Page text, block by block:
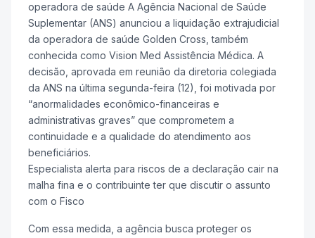
operadora de saúde A Agência Nacional de Saúde
Suplementar (ANS) anunciou a liquidação extrajudicial
da operadora de saúde Golden Cross, também
conhecida como Vision Med Assistência Médica. A
decisão, aprovada em reunião da diretoria colegiada
da ANS na última segunda-feira (12), foi motivada por
“anormalidades econômico-financeiras e
administrativas graves” que comprometem a
continuidade e a qualidade do atendimento aos
beneficiários.
Especialista alerta para riscos de a declaração cair na
malha fina e o contribuinte ter que discutir o assunto
com o Fisco
Com essa medida, a agência busca proteger os